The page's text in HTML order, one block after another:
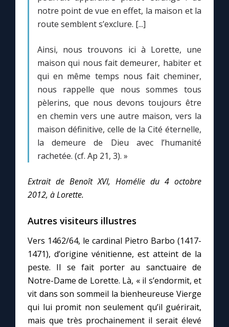
notre point de vue en effet, la maison et la
route semblent s’exclure. [...]
Ainsi, nous trouvons ici à Lorette, une
maison qui nous fait demeurer, habiter et
qui en même temps nous fait cheminer,
nous rappelle que nous sommes tous
pèlerins, que nous devons toujours être
en chemin vers une autre maison, vers la
maison définitive, celle de la Cité éternelle,
la demeure de Dieu avec l’humanité
rachetée. (cf. Ap 21, 3). »
Extrait de Benoît XVI, Homélie du 4 octobre
2012, à Lorette.
Autres visiteurs illustres
Vers 1462/64, le cardinal Pietro Barbo (1417-
1471), d’origine vénitienne, est atteint de la
peste. Il se fait porter au sanctuaire de
Notre-Dame de Lorette. Là, « il s’endormit, et
vit dans son sommeil la bienheureuse Vierge
qui lui promit non seulement qu’il guérirait,
mais que très prochainement il serait élevé